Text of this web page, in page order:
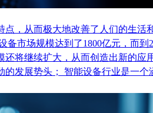
，从而极大地改善了人们的生活
市场规模达到了1800亿元，而到
将继续扩大，从而创造出新的应
发展势头； 智能设备行业是一